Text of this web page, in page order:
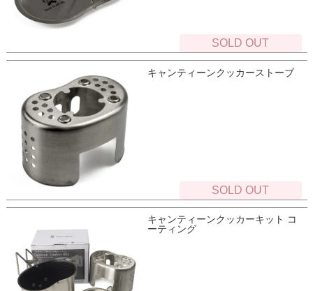
SOLD OUT
キャンティーンクッカーストーブ
SOLD OUT
キャンティーンクッカーキット コ
ーティング